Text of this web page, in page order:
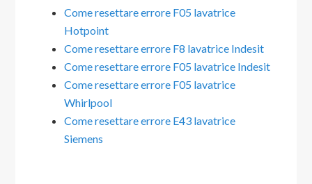
Come resettare errore F05 lavatrice
Hotpoint​
Come resettare errore F8 lavatrice Indesit​
Come resettare errore F05 lavatrice Indesit​
Come resettare errore F05 lavatrice
Whirlpool​
Come resettare errore E43 lavatrice
Siemens​